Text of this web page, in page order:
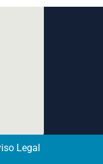
Legal